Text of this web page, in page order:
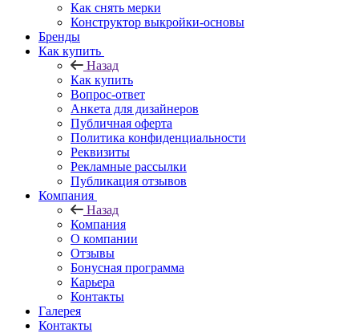
Как снять мерки
Конструктор выкройки-основы
Бренды
Как купить
Назад
Как купить
Вопрос-ответ
Анкета для дизайнеров
Публичная оферта
Политика конфиденциальности
Реквизиты
Рекламные рассылки
Публикация отзывов
Компания
Назад
Компания
О компании
Отзывы
Бонусная программа
Карьера
Контакты
Галерея
Контакты